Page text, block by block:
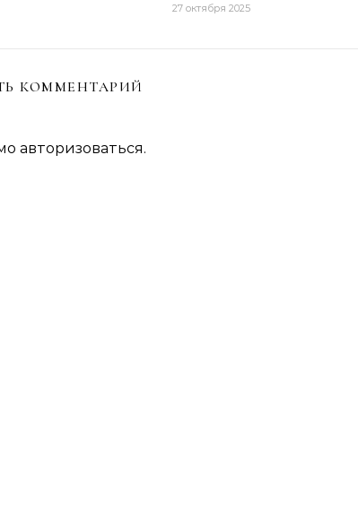
27 октября 2025
КОММЕНТАРИЙ
авторизоваться.